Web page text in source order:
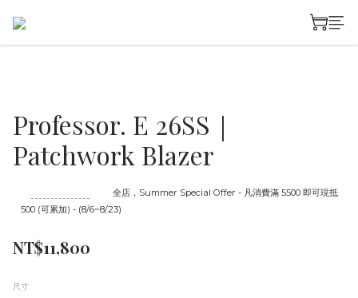
Professor. E 26SS｜
Patchwork Blazer
全店，Summer Special Offer - 凡消費滿 5500 即可現抵
500 (可累加) - (8/6~8/23)
NT$11,800
尺寸